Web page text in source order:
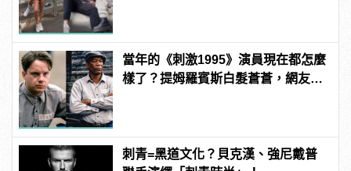
當年的《刺激1995》演員現在都怎麼
樣了？提姆羅賓斯白髮蒼蒼，網友
刺青=黑道文化？貝克漢、強尼戴普